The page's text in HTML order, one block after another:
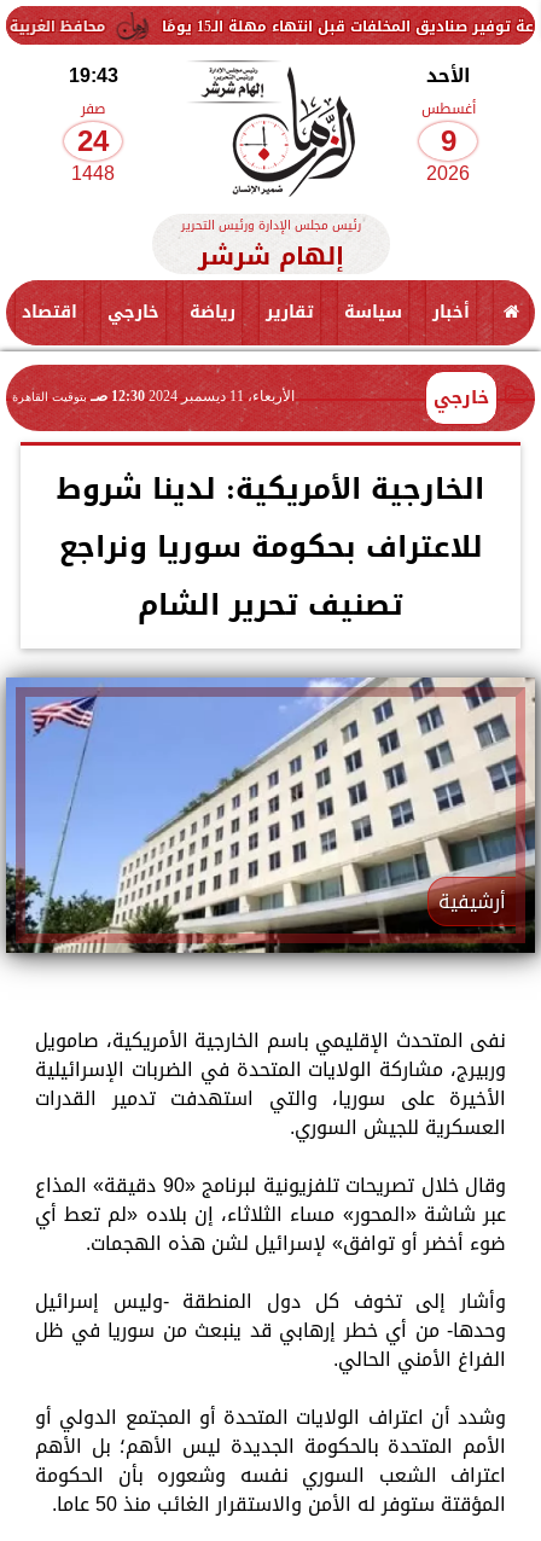
محافظ الغربية يتفقد قبل انتهاء مهلة الـ15 يومًا
الأحد
أغسطس
9
2026
19:43
صفر
24
1448
رئيس مجلس الإدارة ورئيس التحرير
إلهام شرشر
أخبار سياسة تقارير رياضة خارجي اقتصاد
خارجي الأربعاء، 11 ديسمبر 2024 12:30 صـ بتوقيت القاهرة
الخارجية الأمريكية: لدينا شروط
للاعتراف بحكومة سوريا ونراجع
تصنيف تحرير الشام
أرشيفية
نفى المتحدث الإقليمي باسم الخارجية الأمريكية، صامويل
وربيرج، مشاركة الولايات المتحدة في الضربات الإسرائيلية
الأخيرة على سوريا، والتي استهدفت تدمير القدرات
العسكرية للجيش السوري.
وقال خلال تصريحات تلفزيونية لبرنامج «90 دقيقة» المذاع
عبر شاشة «المحور» مساء الثلاثاء، إن بلاده «لم تعط أي
ضوء أخضر أو توافق» لإسرائيل لشن هذه الهجمات.
وأشار إلى تخوف كل دول المنطقة -وليس إسرائيل
وحدها- من أي خطر إرهابي قد ينبعث من سوريا في ظل
الفراغ الأمني الحالي.
وشدد أن اعتراف الولايات المتحدة أو المجتمع الدولي أو
الأمم المتحدة بالحكومة الجديدة ليس الأهم؛ بل الأهم
اعتراف الشعب السوري نفسه وشعوره بأن الحكومة
المؤقتة ستوفر له الأمن والاستقرار الغائب منذ 50 عاما.